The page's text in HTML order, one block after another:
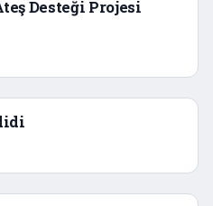
Desteği Projesi